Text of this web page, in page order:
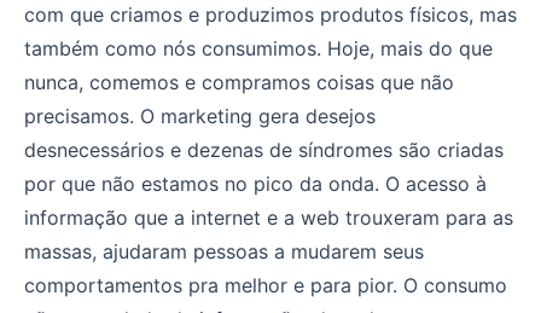
com que criamos e produzimos produtos físicos, mas
também como nós consumimos. Hoje, mais do que
nunca, comemos e compramos coisas que não
precisamos. O marketing gera desejos
desnecessários e dezenas de síndromes são criadas
por que não estamos no pico da onda. O acesso à
informação que a internet e a web trouxeram para as
massas, ajudaram pessoas a mudarem seus
comportamentos pra melhor e para pior. O consumo